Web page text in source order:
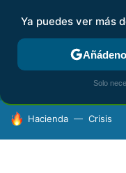
FISCALIDAD Y
HOY SE HABLA DE
Hacienda Crisis
Ya puedes ver más
Solo